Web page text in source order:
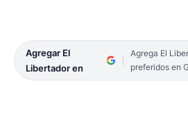
Agregar El
Libertador en
Agrega El
preferidos en